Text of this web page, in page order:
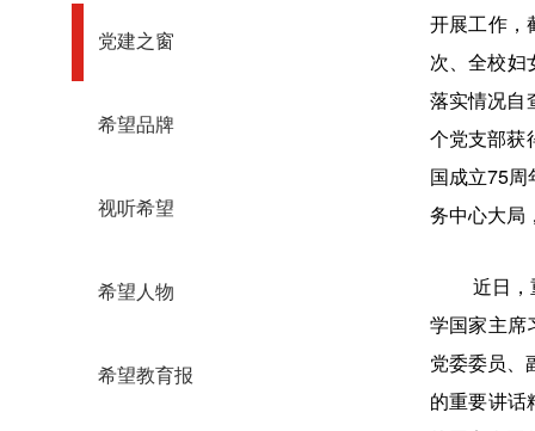
党建之窗
希望品牌
视听希望
希望人物
希望教育报
开展工作，
次、全校妇
落实情况自
个党支部获
国成立75
务中心大局
近日
学国家主席
党委委员、
的重要讲话